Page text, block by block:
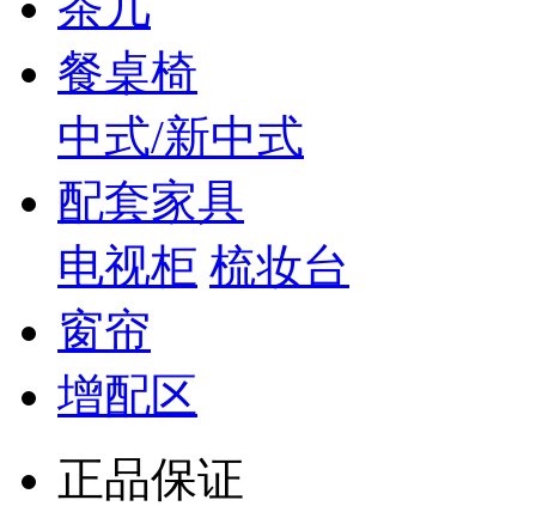
餐桌椅
中式/新中式
配套家具
电视柜 梳妆台
窗帘
增配区
正品保证